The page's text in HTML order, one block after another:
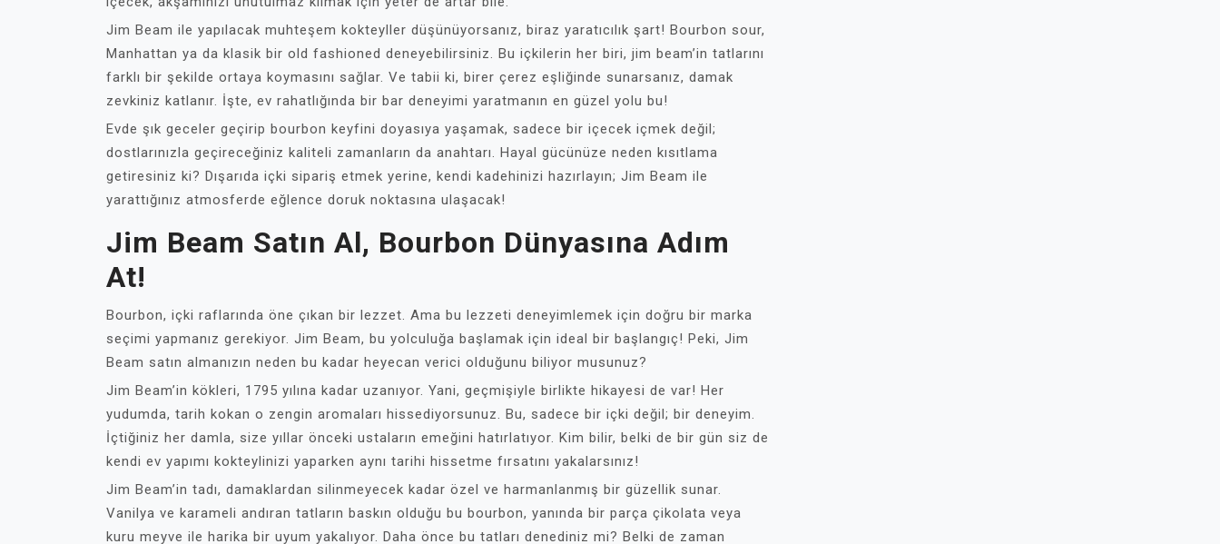
Jim Beam ile yapılacak muhteşem kokteyller düşünüyorsanız, biraz yaratıcılık şart! Bourbon sour,
Manhattan ya da klasik bir old fashioned deneyebilirsiniz. Bu içkilerin her biri, jim beam’in tatlarını
farklı bir şekilde ortaya koymasını sağlar. Ve tabii ki, birer çerez eşliğinde sunarsanız, damak
zevkiniz katlanır. İşte, ev rahatlığında bir bar deneyimi yaratmanın en güzel yolu bu!
Evde şık geceler geçirip bourbon keyfini doyasıya yaşamak, sadece bir içecek içmek değil;
dostlarınızla geçireceğiniz kaliteli zamanların da anahtarı. Hayal gücünüze neden kısıtlama
getiresiniz ki? Dışarıda içki sipariş etmek yerine, kendi kadehinizi hazırlayın; Jim Beam ile
yarattığınız atmosferde eğlence doruk noktasına ulaşacak!
Jim Beam Satın Al, Bourbon Dünyasına Adım
At!
Bourbon, içki raflarında öne çıkan bir lezzet. Ama bu lezzeti deneyimlemek için doğru bir marka
seçimi yapmanız gerekiyor. Jim Beam, bu yolculuğa başlamak için ideal bir başlangıç! Peki, Jim
Beam satın almanızın neden bu kadar heyecan verici olduğunu biliyor musunuz?
Jim Beam’in kökleri, 1795 yılına kadar uzanıyor. Yani, geçmişiyle birlikte hikayesi de var! Her
yudumda, tarih kokan o zengin aromaları hissediyorsunuz. Bu, sadece bir içki değil; bir deneyim.
İçtiğiniz her damla, size yıllar önceki ustaların emeğini hatırlatıyor. Kim bilir, belki de bir gün siz de
kendi ev yapımı kokteylinizi yaparken aynı tarihi hissetme fırsatını yakalarsınız!
Jim Beam’in tadı, damaklardan silinmeyecek kadar özel ve harmanlanmış bir güzellik sunar.
Vanilya ve karameli andıran tatların baskın olduğu bu bourbon, yanında bir parça çikolata veya
kuru meyve ile harika bir uyum yakalıyor. Daha önce bu tatları denediniz mi? Belki de zaman